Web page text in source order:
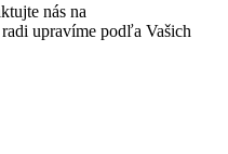
nás na
upravíme podľa Vašich